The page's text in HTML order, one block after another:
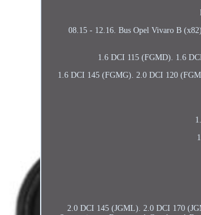
08.15 - 12.16. Bus Opel Vivaro B
1.6 DCI 115 (FGMD). 1.6
1.6 DCI 145 (FGMG). 2.0 DCI 120
2.0 DCI 145 (JGML). 2.0 DCI 170